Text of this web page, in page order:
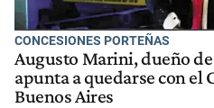
CONCESIONES PORTEÑAS
Augusto Marini, dueño
apunta a quedarse con el
Buenos Aires